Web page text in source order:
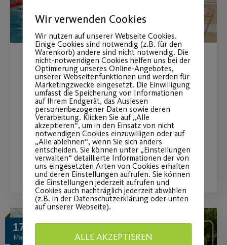
Erfolgreiche Crowdfunding-
Aktion für Bunter Sport
Insgesamt konnten 5.665 € gesammelt
werden.
WEITERLESEN
17
Mai
Wir verwenden Cookies
Wir nutzen auf unserer Webseite Cookies.
Einige Cookies sind notwendig (z.B. für den
Warenkorb) andere sind nicht notwendig. Die
nicht-notwendigen Cookies helfen uns bei der
Optimierung unseres Online-Angebotes,
unserer Webseitenfunktionen und werden für
Marketingzwecke eingesetzt. Die Einwilligung
umfasst die Speicherung von Informationen
auf Ihrem Endgerät, das Auslesen
personenbezogener Daten sowie deren
Verarbeitung. Klicken Sie auf „Alle
akzeptieren“, um in den Einsatz von nicht
notwendigen Cookies einzuwilligen oder auf
„Alle ablehnen“, wenn Sie sich anders
entscheiden. Sie können unter „Einstellungen
verwalten“ detaillierte Informationen der von
uns eingesetzten Arten von Cookies erhalten
und deren Einstellungen aufrufen. Sie können
die Einstellungen jederzeit aufrufen und
Cookies auch nachträglich jederzeit abwählen
(z.B. in der Datenschutzerklärung oder unten
auf unserer Webseite).
ALLE AKZEPTIEREN